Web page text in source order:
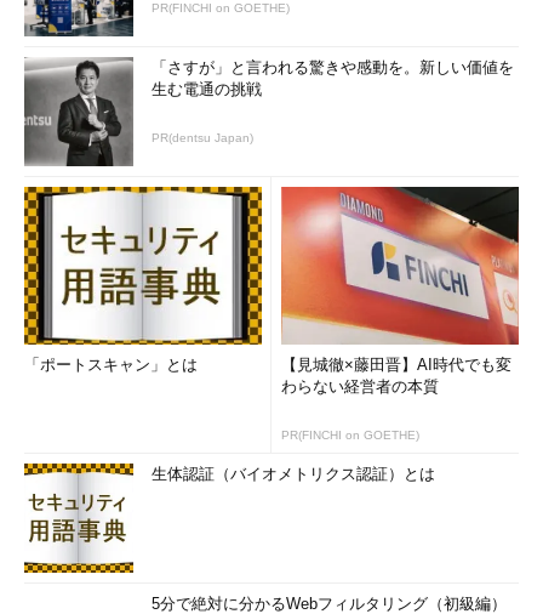
PR(FINCHI on GOETHE)
「さすが」と言われる驚きや感動を。新しい価値を
生む電通の挑戦
PR(dentsu Japan)
「ポートスキャン」とは
【見城徹×藤田晋】AI時代でも変
わらない経営者の本質
PR(FINCHI on GOETHE)
生体認証（バイオメトリクス認証）とは
5分で絶対に分かるWebフィルタリング（初級編）